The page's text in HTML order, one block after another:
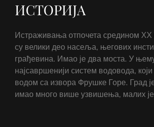
ИСТОРИЈА
Истраживања отпочета средином ХХ
су велики део насеља, његових
грађевина. Имао је два моста. У њему
најсавршенији систем водовода,
водом са извора Фрушке Горе. Град
имао много више узвишења, малих